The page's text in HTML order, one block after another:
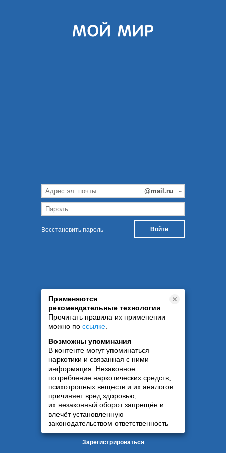
Восстановить пароль
Применяются
рекомендательные технологии
Прочитать правила их применении
можно по ссылке
Возможны упоминания
В контенте могут упоминаться
наркотики и связанная с ними
информация. Незаконное
потребление наркотических средств,
психотропных веществ и их аналогов
причиняет вред здоровью,
их незаконный оборот запрещён и
влечёт установленную
законодательством ответственность
Зарегистрироваться